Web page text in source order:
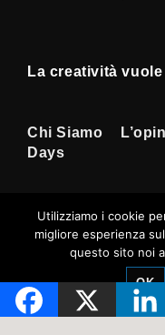
La creatività
Menu
Footer
Chi Siamo
Days
Copyright ©
Sviluppato da
Utilizziamo i cookie
migliore esperienza
questo sito noi
OK